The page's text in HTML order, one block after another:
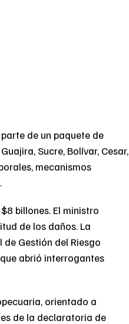
de un paquete de
Sucre, Bolívar, Cesar,
mecanismos
billones. El ministro
de los daños. La
Gestión del Riesgo
abrió interrogantes
orientado a
de la declaratoria de